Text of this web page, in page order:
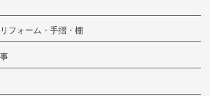
フォーム・手摺・棚